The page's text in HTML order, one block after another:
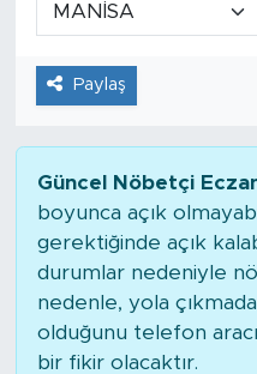
Paylaş
Güncel Nöbetçi
boyunca açık
gerektiğinde açık
durumlar nedeniyle
nedenle, yola
olduğunu telefon
bir fikir olacaktır.
Tarihçe
Resmi İlanlar
Foto Şaka
Politika